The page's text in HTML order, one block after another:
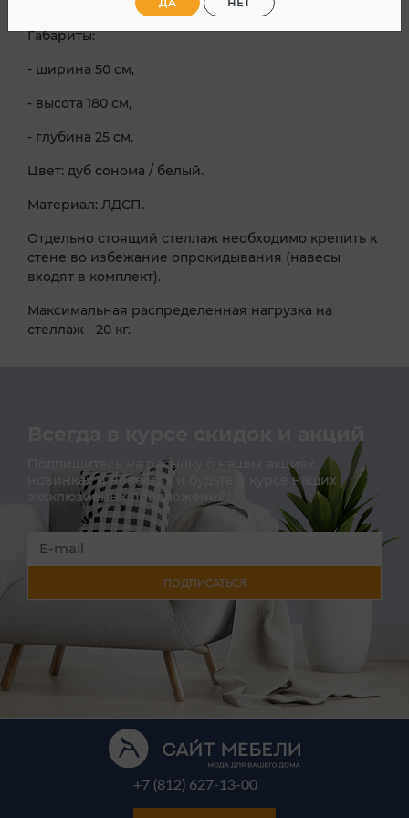
Габариты:
- ширина 50 см,
- высота 180 см,
- глубина 25 см.
Цвет: дуб сонома / белый.
Материал: ЛДСП.
Отдельно стоящий стеллаж необходимо крепить к
стене во избежание опрокидывания (навесы
входят в комплект).
Максимальная распределенная нагрузка на
стеллаж - 20 кг.
Всегда в курсе скидок и акций
Подпишитесь на расылку о наших акциях,
новинках и новостях и будьте в курсе наших
эксклюзивных предложений!
ПОДПИСАТЬСЯ
+7 (812) 627-13-00
ДА НЕТ